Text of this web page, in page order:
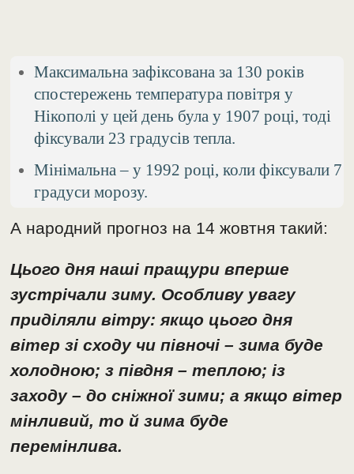
Максимальна зафіксована за 130 років
спостережень температура повітря у
Нікополі у цей день була у 1907 році, тоді
фіксували 23 градусів тепла.
Мінімальна – у 1992 році, коли фіксували 7
градуси морозу.
А народний прогноз на 14 жовтня такий:
Цього дня наші пращури вперше
зустрічали зиму. Особливу увагу
приділяли вітру: якщо цього дня
вітер зі сходу чи півночі – зима буде
холодною; з півдня – теплою; із
заходу – до сніжної зими; а якщо вітер
мінливий, то й зима буде
перемінлива.